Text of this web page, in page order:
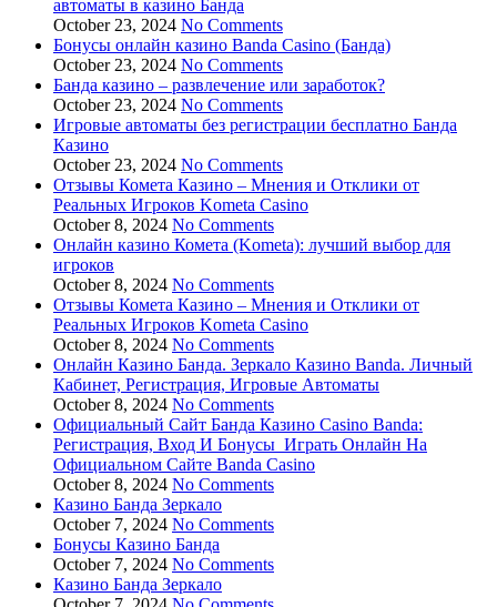
автоматы в казино Банда
October 23, 2024 No Comments
Бонусы онлайн казино Banda Casino (Банда)
October 23, 2024 No Comments
Банда казино – развлечение или заработок?
October 23, 2024 No Comments
Игровые автоматы без регистрации бесплатно Банда
Казино
October 23, 2024 No Comments
Отзывы Комета Казино – Мнения и Отклики от
Реальных Игроков Kometa Casino
October 8, 2024 No Comments
Онлайн казино Комета (Kometa): лучший выбор для
игроков
October 8, 2024 No Comments
Отзывы Комета Казино – Мнения и Отклики от
Реальных Игроков Kometa Casino
October 8, 2024 No Comments
Онлайн Казино Банда. Зеркало Казино Banda. Личный
Кабинет, Регистрация, Игровые Автоматы
October 8, 2024 No Comments
Официальный Сайт Банда Казино Casino Banda:
Регистрация, Вход И Бонусы ️ Играть Онлайн На
Официальном Сайте Banda Casino
October 8, 2024 No Comments
Казино Банда Зеркало
October 7, 2024 No Comments
Бонусы Казино Банда
October 7, 2024 No Comments
Казино Банда Зеркало